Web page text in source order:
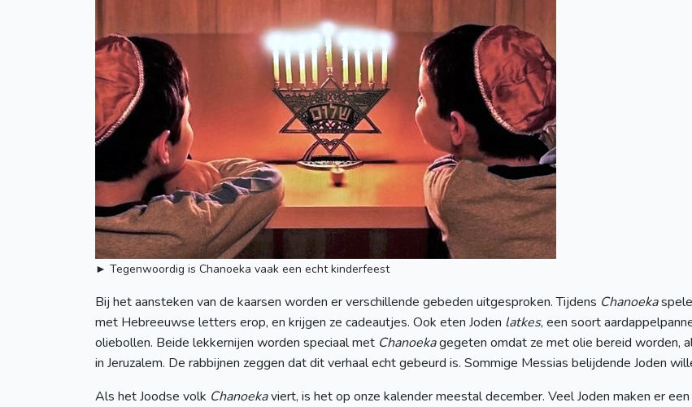
► Tegenwoordig is Chanoeka vaak een echt kinderfeest
Bij het aansteken van de kaarsen worden er verschillende gebeden uitgesproken. Tijdens Chanoeka
met Hebreeuwse letters erop, en krijgen ze cadeautjes. Ook eten Joden latkes, een soort
oliebollen. Beide lekkernijen worden speciaal met Chanoekagegeten omdat ze met olie bereid worden,
in Jeruzalem. De rabbijnen zeggen dat dit verhaal echt gebeurd is. Sommige Messias belijdende Joden
Als het Joodse volk Chanoekaviert, is het op onze kalender meestal december. Veel Joden maken er